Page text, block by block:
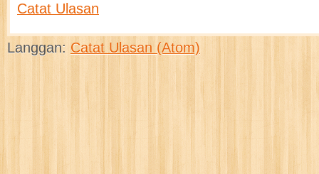
Catat Ulasan
Langgan: Catat Ulasan (Atom)